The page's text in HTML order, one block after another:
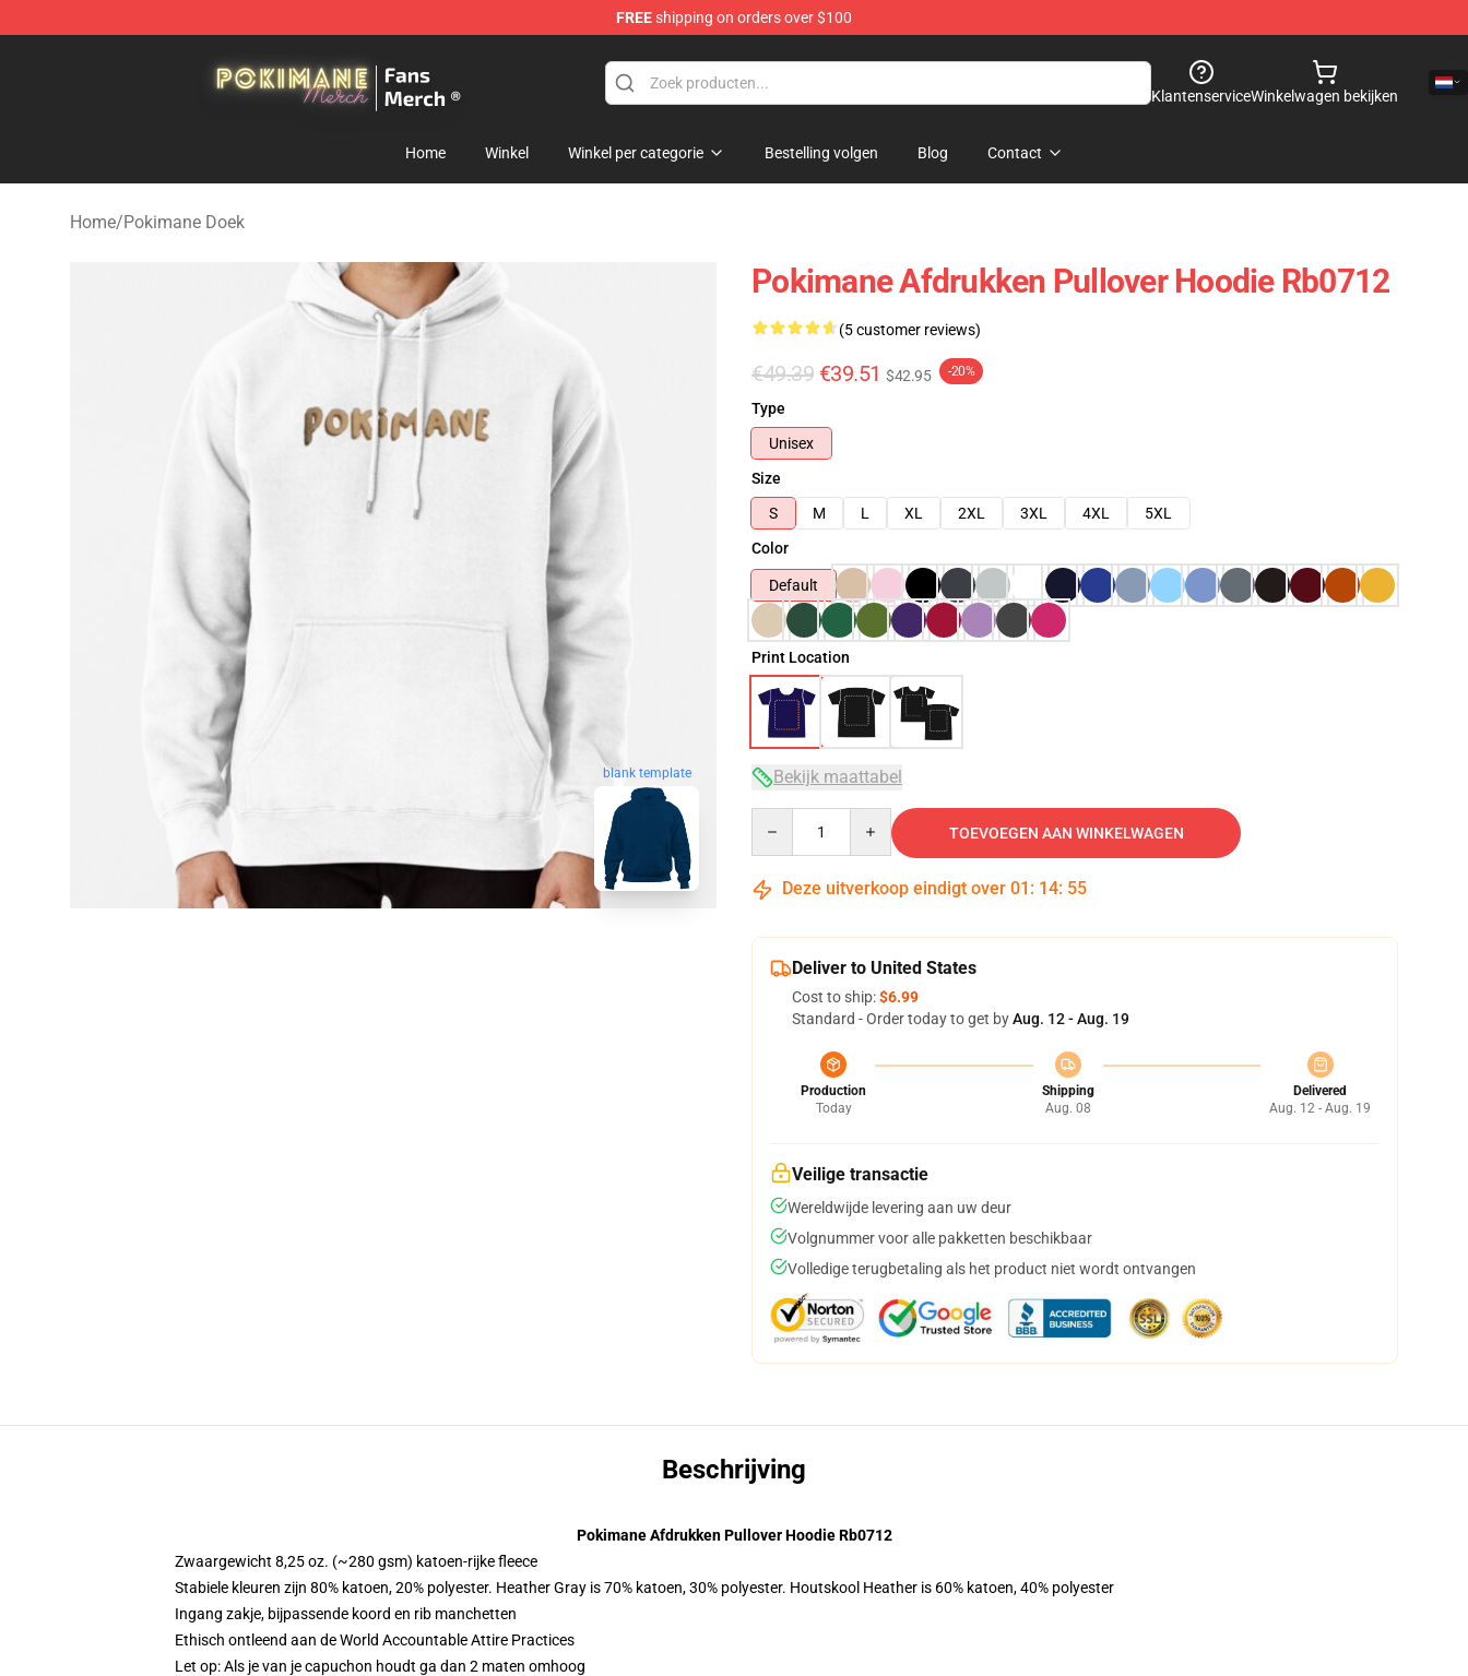
FREEshipping on orders over $100
KlantenserviceWinkelwagen bekijken
Home Winkel Winkel per categorie Bestelling volgen Blog Contact
Home/Pokimane Doek
blank template
Pokimane Afdrukken Pullover Hoodie Rb0712
(5 customer reviews)
€49.39 €39.51 $42.95 -20%
Type
Unisex
Size
S
M L XL 2XL 3XL 4XL
5XL
Color
Default
Print Location
Bekijk maattabel
TOEVOEGEN AAN WINKELWAGEN
Deze uitverkoop eindigt over 01 : 14: 54
Deliver to United States
Cost to ship:$6.99
Standard - Order today to get byAug. 12 - Aug. 19
Production
Today
Shipping
Aug. 08
Delivered
Aug. 12 - Aug. 19
Veilige transactie
Wereldwijde levering aan uw deur
Volgnummer voor alle pakketten beschikbaar
Volledige terugbetaling als het product niet wordt ontvangen
Beschrijving
Pokimane Afdrukken Pullover Hoodie Rb0712
Zwaargewicht 8,25 oz. (~280 gsm) katoen-rijke fleece
Stabiele kleuren zijn 80% katoen, 20% polyester. Heather Gray is 70% katoen, 30% polyester. Houtskool Heather is 60% katoen, 40% polyester
Ingang zakje, bijpassende koord en rib manchetten
Ethisch ontleend aan de World Accountable Attire Practices
Let op: Als je van je capuchon houdt ga dan 2 maten omhoog